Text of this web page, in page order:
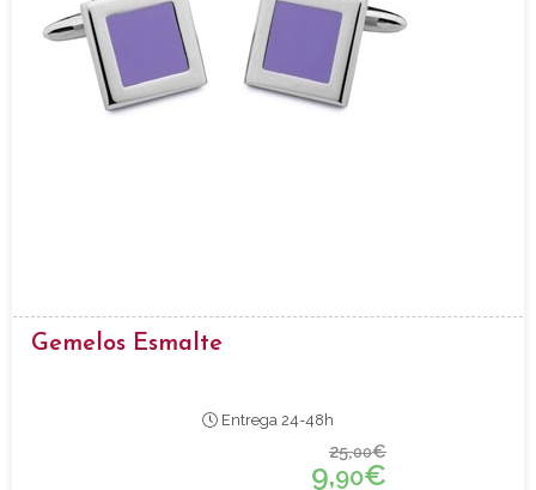
Gemelos Esmalte
Entrega 24-48h
25,00€
9,90€